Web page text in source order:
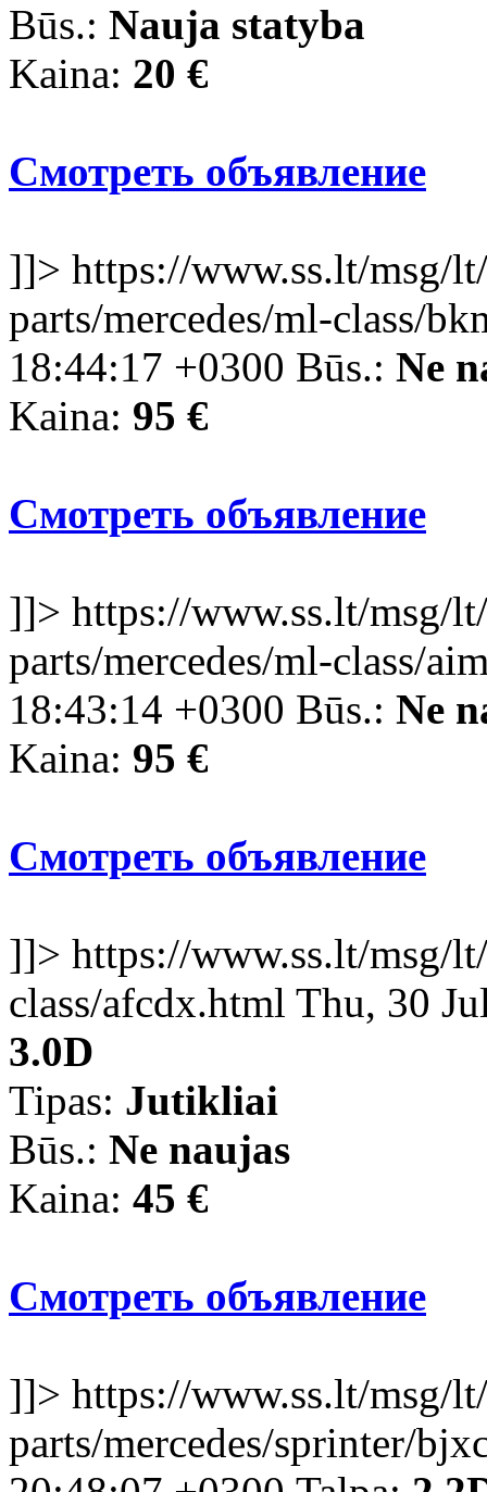
Būs.: Nauja statyba
Kaina: 20 €
Смотреть объявление
]]> https://www.ss.lt/msg/
parts/mercedes/ml-class/
18:44:17 +0300 Būs.: Ne
Kaina: 95 €
Смотреть объявление
]]> https://www.ss.lt/msg/
parts/mercedes/ml-class/
18:43:14 +0300 Būs.: Ne
Kaina: 95 €
Смотреть объявление
]]> https://www.ss.lt/msg/
class/afcdx.html Thu, 30
3.0D
Tipas: Jutikliai
Būs.: Ne naujas
Kaina: 45 €
Смотреть объявление
]]> https://www.ss.lt/msg/
parts/mercedes/sprinter/